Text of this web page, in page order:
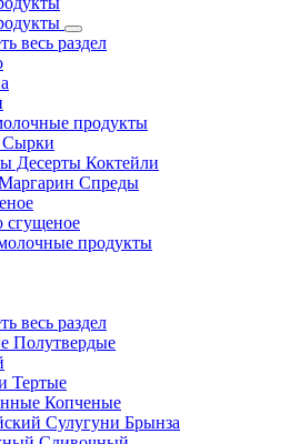
весь раздел
продукты
Сырки
Десерты Коктейли
Спреды
сгущеное
продукты
весь раздел
Полутвердые
Тертые
Копченые
Сулугуни Брынза